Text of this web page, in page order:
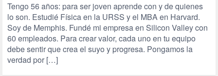
Tengo 56 años: para ser joven aprende con y de quienes
lo son. Estudié Física en la URSS y el MBA en Harvard.
Soy de Memphis. Fundé mi empresa en Silicon Valley con
60 empleados. Para crear valor, cada uno en tu equipo
debe sentir que crea el suyo y progresa. Pongamos la
verdad por […]